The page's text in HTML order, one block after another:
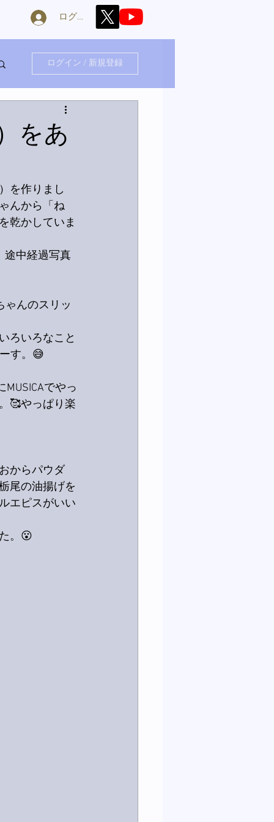
ログイン
ログイン / 新規登録
をあ
を作りまし
んから「ね
乾かしていま
途中経過写真
ゃんのスリッ
ろいろなこと
す。😅
でやっ
🥰やっぱり楽
からパウダ
尾の油揚げを
エピスがいい
。😮